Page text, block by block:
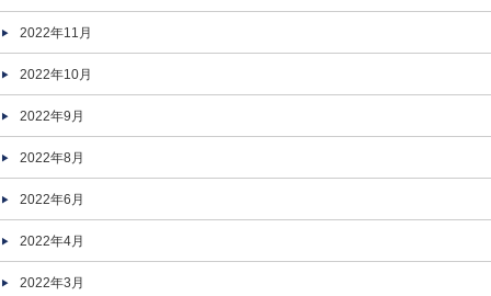
2022年11月
2022年10月
2022年9月
2022年8月
2022年6月
2022年4月
2022年3月